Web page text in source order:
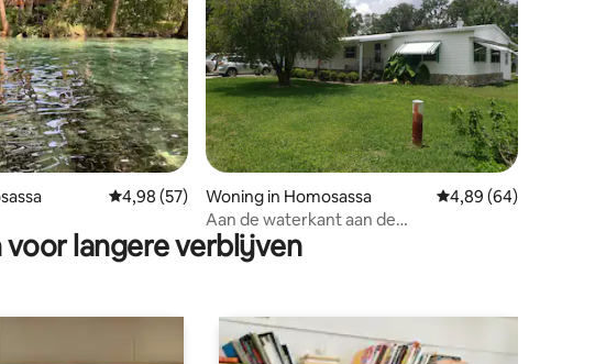
op 5, 140 recensies
Gemiddelde beoordeling van 4,98 op 5, 57 recensies
4,98 (57)
Woning in Homosassa Gemiddelde
4,89 (64)
Aan de waterkant aan de
Chassahowitzka
langere verblijven